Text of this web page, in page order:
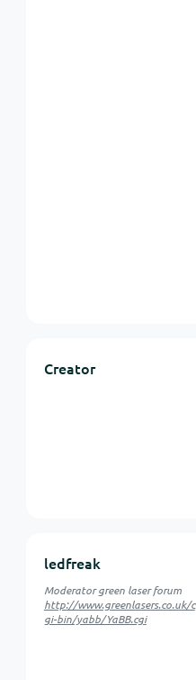
Creator
ledfreak
Moderator green laser forum
http://www.greenlasers.co.uk/c
gi-bin/yabb/YaBB.cgi